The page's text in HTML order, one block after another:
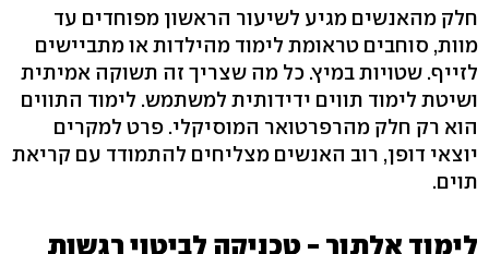
חלק מהאנשים מגיע לשיעור הראשון מפוחדים עד
מוות, סוחבים טראומת לימוד מהילדות או מתביישים
לזייף. שטויות במיץ. כל מה שצריך זה תשוקה אמיתית
ושיטת לימוד תווים ידידותית למשתמש. לימוד התווים
הוא רק חלק מהרפרטואר המוסיקלי. פרט למקרים
יוצאי דופן, רוב האנשים מצליחים להתמודד עם קריאת
תוים.
לימוד אלתור - טכניקה לביטוי רגשות